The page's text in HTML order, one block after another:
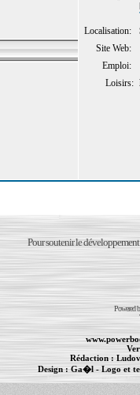
Localisation:
Site Web:
Emploi:
Loisirs:
Pour soutenir le développement
Powered
Rédaction :
Design :Ga�l - Logo et